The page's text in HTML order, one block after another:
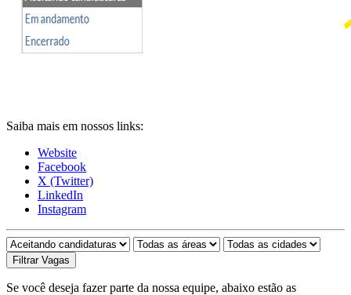
Saiba mais em nossos links:
Website
Facebook
X (Twitter)
LinkedIn
Instagram
Se você deseja fazer parte da nossa equipe, abaixo estão as